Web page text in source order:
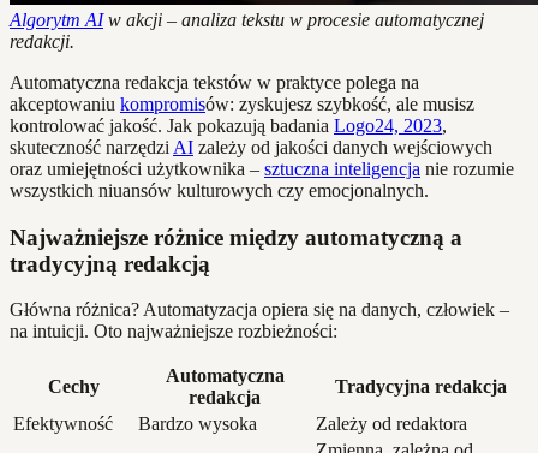
Algorytm AIw akcji – analiza tekstu w procesie automatycznej
redakcji.
Automatyczna redakcja tekstów w praktyce polega na
akceptowaniu kompromisów: zyskujesz szybkość, ale musisz
kontrolować jakość. Jak pokazują badania Logo24, 2023,
skuteczność narzędzi AI zależy od jakości danych wejściowych
oraz umiejętności użytkownika – sztuczna inteligencja nie rozumie
wszystkich niuansów kulturowych czy emocjonalnych.
Najważniejsze różnice między automatyczną a
tradycyjną redakcją
Główna różnica? Automatyzacja opiera się na danych, człowiek –
na intuicji. Oto najważniejsze rozbieżności:
Cechy
Automatyczna
redakcja
Tradycyjna redakcja
Efektywność
Bardzo wysoka
Zależy od redaktora